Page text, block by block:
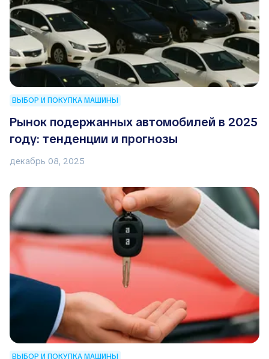
ВЫБОР И ПОКУПКА МАШИНЫ
Рынок подержанных автомобилей в 2025
году: тенденции и прогнозы
декабрь 08, 2025
ВЫБОР И ПОКУПКА МАШИНЫ